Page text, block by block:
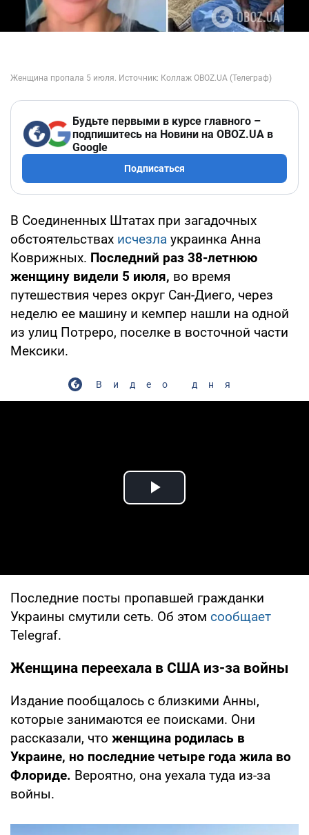
Будьте первыми в курсе главного –
подпишитесь на Новини на OBOZ.UA в
Google
Подписаться
В Соединенных Штатах при загадочных
обстоятельствах исчезла украинка Анна
Коврижных. Последний раз 38-летнюю
женщину видели 5 июля, во время
путешествия через округ Сан-Диего, через
неделю ее машину и кемпер нашли на одной
из улиц Потреро, поселке в восточной части
Мексики.
Видео дня
Play Video
Последние посты пропавшей гражданки
Украины смутили сеть. Об этом сообщает
Telegraf.
Женщина переехала в США из-за войны
Издание пообщалось с близкими Анны,
которые занимаются ее поисками. Они
рассказали, что женщина родилась в
Украине, но последние четыре года жила во
Флориде. Вероятно, она уехала туда из-за
войны.